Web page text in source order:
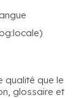
qualité que le
glossaire et